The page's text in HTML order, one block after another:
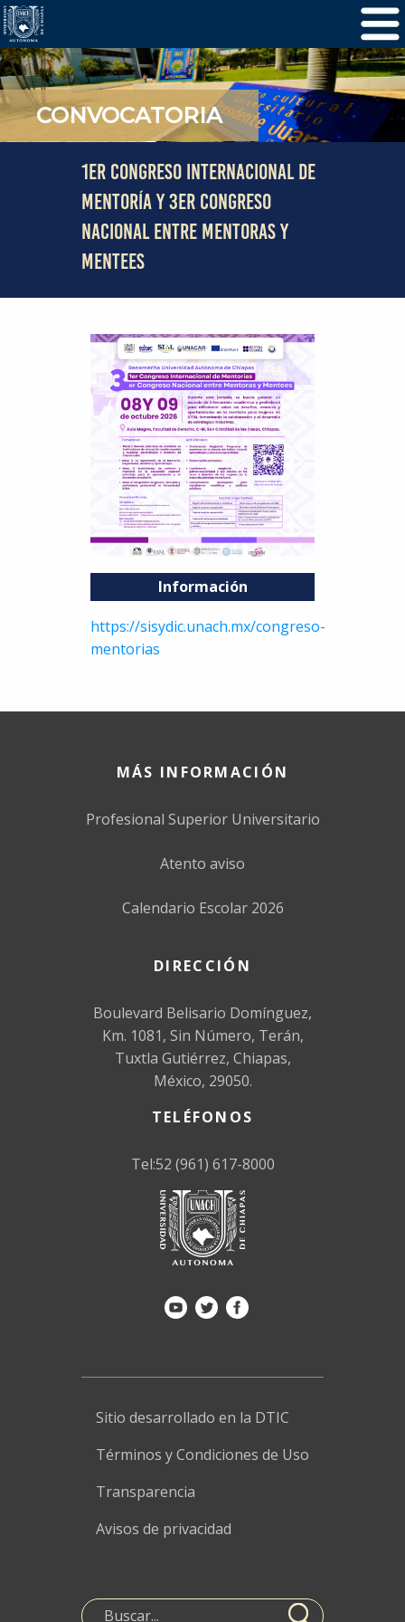
CONVOCATORIA
1ER CONGRESO INTERNACIONAL DE
MENTORÍA Y 3ER CONGRESO
NACIONAL ENTRE MENTORAS Y
MENTEES
Información
https://sisydic.unach.mx/congreso-
mentorias
MÁS INFORMACIÓN
Profesional Superior Universitario
Atento aviso
Calendario Escolar 2026
DIRECCIÓN
Boulevard Belisario Domínguez,
Km. 1081, Sin Número, Terán,
Tuxtla Gutiérrez, Chiapas,
México, 29050.
TELÉFONOS
Tel:52 (961) 617-8000
Sitio desarrollado en la DTIC
Términos y Condiciones de Uso
Transparencia
Avisos de privacidad